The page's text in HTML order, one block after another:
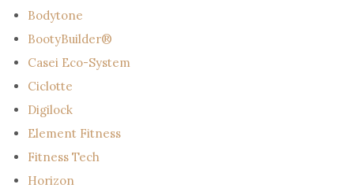
Bodytone
BootyBuilder®
Casei Eco-System
Ciclotte
Digilock
Element Fitness
Fitness Tech
Horizon